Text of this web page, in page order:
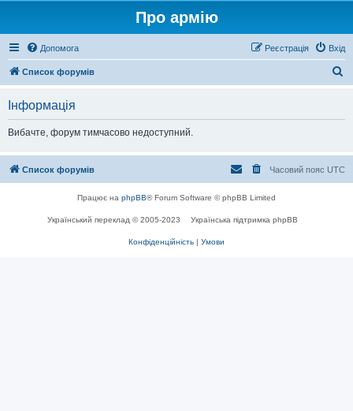
Про армію
Допомога Вхід
Реєстрація
Список форумів
Інформація
Вибачте, форум тимчасово недоступний.
Список форумів Часовий пояс UTC
Працює на phpBB® Forum Software © phpBB Limited
Український переклад © 2005-2023 Українська підтримка phpBB
Конфіденційність | Умови